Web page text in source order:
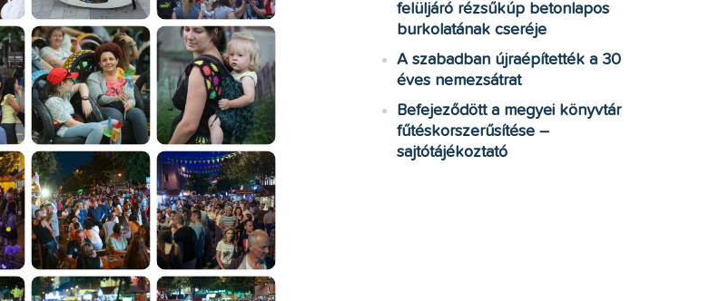
felüljáró rézsűkúp betonlapos
burkolatának cseréje
A szabadban újraépítették a 30
éves nemezsátrat
Befejeződött a megyei könyvtár
fűtéskorszerűsítése –
sajtótájékoztató